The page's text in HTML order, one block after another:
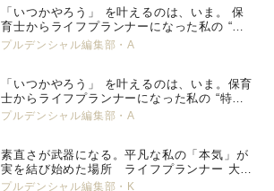
「いつかやろう」 を叶えるのは、いま。 保
育士からライフプランナーになった私の “特
別養子縁組” という選択。 プルデンシャル
プルデンシャル編集部・A
「いつかやろう」 を叶えるのは、いま。保育
士からライフプランナーになった私の “特別
養子縁組” という選択。 プルデンシャル生
プルデンシャル編集部・A
素直さが武器になる。平凡な私の「本気」が
実を結び始めた場所 ライフプランナー 大塚
美那
プルデンシャル編集部・K